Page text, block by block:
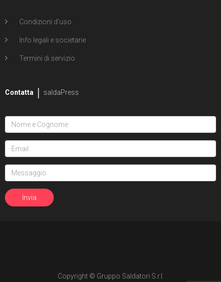
Condizioni d'uso
Info legali e societarie
Termini di servizio
Contatta saldaPress
Copyright © Gruppo Saldatori S.r.l.